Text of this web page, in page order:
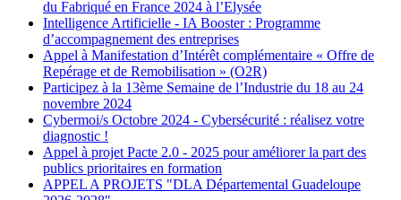
du Fabriqué en France 2024 à l’Elysée
Intelligence Artificielle - IA Booster : Programme
d’accompagnement des entreprises
Appel à Manifestation d’Intérêt complémentaire « Offre de
Repérage et de Remobilisation » (O2R)
Participez à la 13ème Semaine de l’Industrie du 18 au 24
novembre 2024
Cybermoi/s Octobre 2024 - Cybersécurité : réalisez votre
diagnostic !
Appel à projet Pacte 2.0 - 2025 pour améliorer la part des
publics prioritaires en formation
APPEL A PROJETS "DLA Départemental Guadeloupe